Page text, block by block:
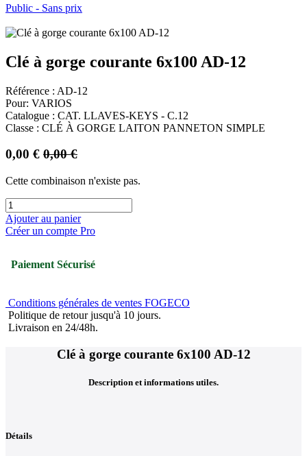
Public - Sans prix
Clé à gorge courante 6x100 AD-12
Référence : AD-12
Pour: VARIOS
Catalogue : CAT. LLAVES-KEYS - C.12
Classe : CLÉ À GORGE LAITON PANNETON SIMPLE
0,00 € 0,00€
Cette combinaison n'existe pas.
Ajouter au panier
Créer un compte Pro
Paiement Sécurisé
Conditions générales de ventes FOGECO
Politique de retour jusqu'à 10 jours.
Livraison en 24/48h.
Clé à gorge courante 6x100 AD-12
Description et informations utiles.
Détails